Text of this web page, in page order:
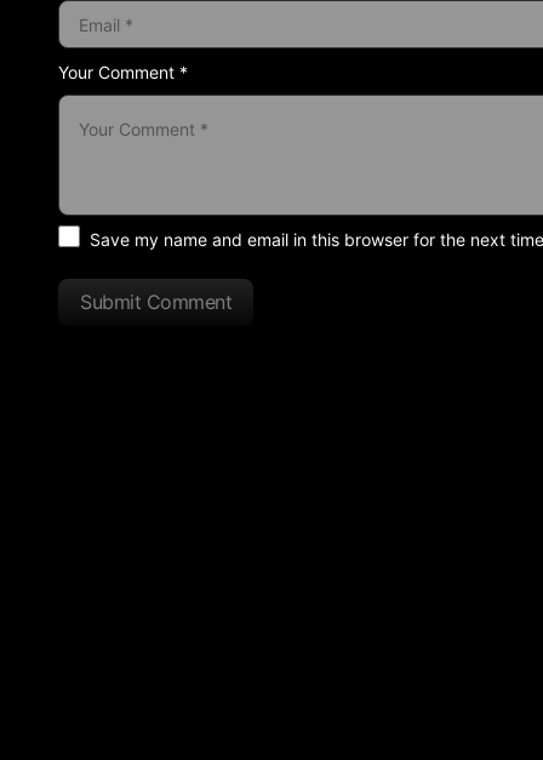
Your Comment *
Save my name and email in this browser for the next
Submit Comment